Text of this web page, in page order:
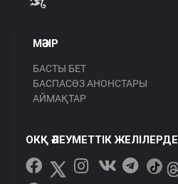
МӘЗІР
БАСТЫ БЕТ
БАСПАСӨЗ АНОНСТАРЫ
АЙМАҚТАР
ОКҚ ӘЛЕУМЕТТІК ЖЕЛІЛЕРДЕ